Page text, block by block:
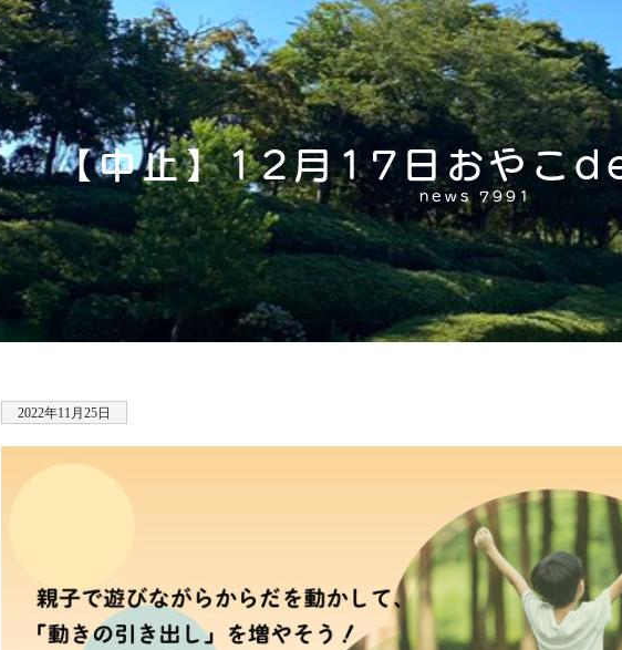
【中止】12月17日おやこ
news 7991
2022年11月25日